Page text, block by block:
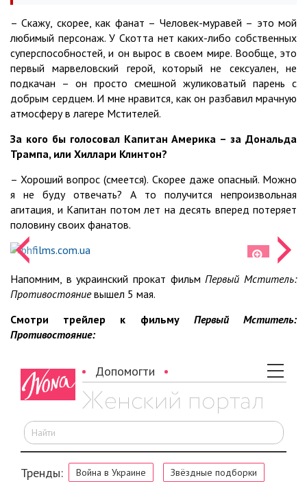
– Скажу, скорее, как фанат – Человек-муравей – это мой
любимый персонаж. У Скотта нет каких-либо собственных
суперспособностей, и он вырос в своем мире. Вообще, это
первый марвеловский герой, который не сексуален, не
подкачан – он просто смешной жуликоватый парень с
добрым сердцем. И мне нравится, как он разбавил мрачную
атмосферу в лагере Мстителей.
За кого бы голосовал Капитан Америка – за Дональда
Трампа, или Хиллари Клинтон?
– Хороший вопрос (смеется). Скорее даже опасный. Можно
я не буду отвечать? А то получится непроизвольная
агитация, и Капитан потом лет на десять вперед потеряет
половину своих фанатов.
Напомним, в украинский прокат фильм Первый Мститель:
Противостояниевышел 5 мая.
Смотри трейлер к фильму Первый Мститель:
Противостояние: